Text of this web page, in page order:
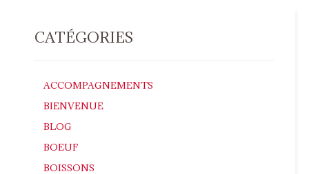
CATÉGORIES
ACCOMPAGNEMENTS
BIENVENUE
BLOG
BOEUF
BOISSONS